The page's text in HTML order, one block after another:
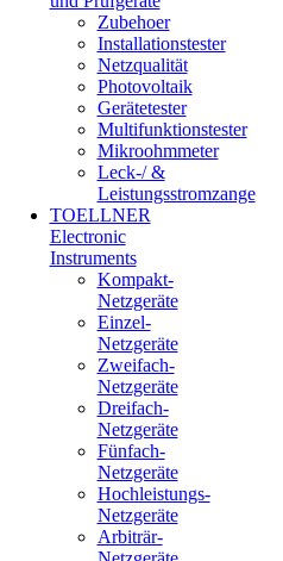
Zubehoer
Installationstester
Netzqualität
Photovoltaik
Gerätetester
Multifunktionstester
Mikroohmmeter
Leck-/ &
Leistungsstromzange
TOELLNER
Electronic
Instruments
Kompakt-
Netzgeräte
Einzel-
Netzgeräte
Zweifach-
Netzgeräte
Dreifach-
Netzgeräte
Fünfach-
Netzgeräte
Hochleistungs-
Netzgeräte
Arbiträr-